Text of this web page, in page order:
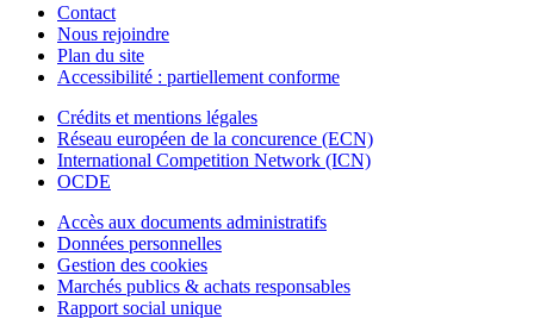
Contact
Nous rejoindre
Plan du site
Accessibilité : partiellement conforme
Crédits et mentions légales
Réseau européen de la concurence (ECN)
International Competition Network (ICN)
OCDE
Accès aux documents administratifs
Données personnelles
Gestion des cookies
Marchés publics & achats responsables
Rapport social unique